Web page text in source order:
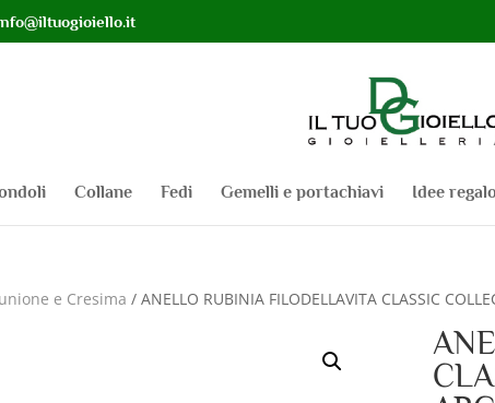
Collane Fedi Gemelli e portachiavi Idee
e Cresima / ANELLO RUBINIA FILODELLAVITA CLASSIC